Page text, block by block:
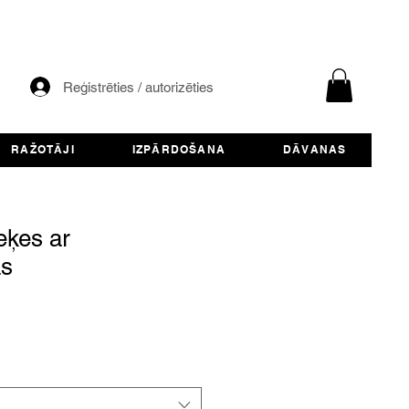
Reģistrēties / autorizēties
RAŽOTĀJI IZPĀRDOŠANA DĀVANAS
ar